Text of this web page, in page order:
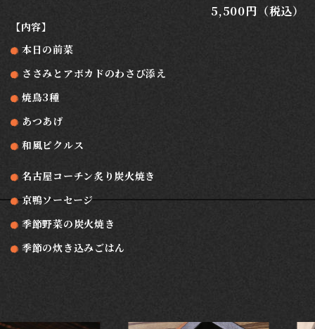
5,500円（税込）
【内容】
本日の前菜
ささみとアボカドのわさび添え
焼鳥3種
あつあげ
和風ピクルス
名古屋コーチン炙り炭火焼き
京鴨ソーセージ
季節野菜の炭火焼き
季節の炊き込みごはん